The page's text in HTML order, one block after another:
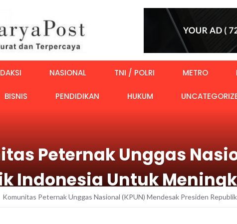
NASIONAL TNI / POLRI METRO
BISNIS PENDIDIKAN HUKUM
Peternak Unggas
Indonesia Untuk
Komunitas Peternak Unggas Nasional (KPUN) Mendesak Presiden